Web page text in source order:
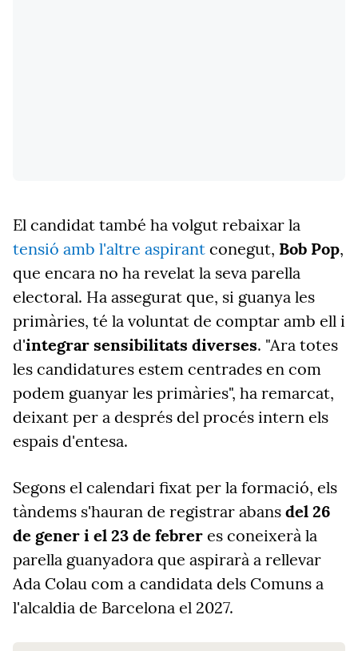
El candidat també ha volgut rebaixar la
tensió amb l'altre aspirant conegut, Bob Pop,
que encara no ha revelat la seva parella
electoral. Ha assegurat que, si guanya les
primàries, té la voluntat de comptar amb ell i
d'integrar sensibilitats diverses. "Ara totes
les candidatures estem centrades en com
podem guanyar les primàries", ha remarcat,
deixant per a després del procés intern els
espais d'entesa.
Segons el calendari fixat per la formació, els
tàndems s'hauran de registrar abans del 26
de gener i el 23 de febrer es coneixerà la
parella guanyadora que aspirarà a rellevar
Ada Colau com a candidata dels Comuns a
l'alcaldia de Barcelona el 2027.